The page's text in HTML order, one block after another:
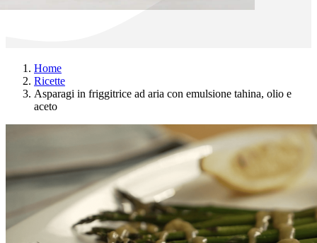
Home
Ricette
Asparagi in friggitrice ad aria con emulsione tahina, olio e
aceto